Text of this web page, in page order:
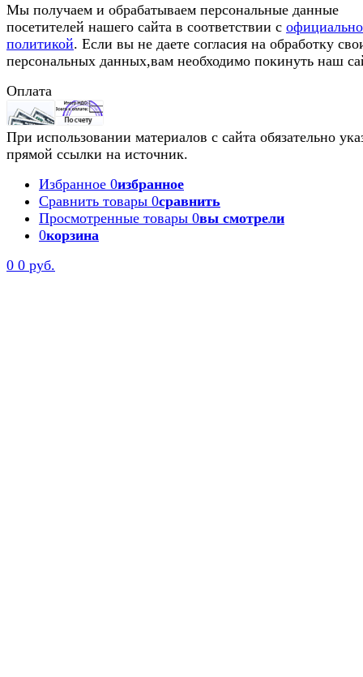
Мы получаем и обрабатываем персональные данные
посетителей нашего сайта в соответствии с
политикой. Если вы не даете согласия на обработку
персональных данных,вам необходимо покинуть наш
Оплата
При использовании материалов с сайта обязательно
прямой ссылки на источник.
Избранное 0избранное
Сравнить товары 0сравнить
Просмотренные товары 0вы смотрели
0корзина
0 0 руб.